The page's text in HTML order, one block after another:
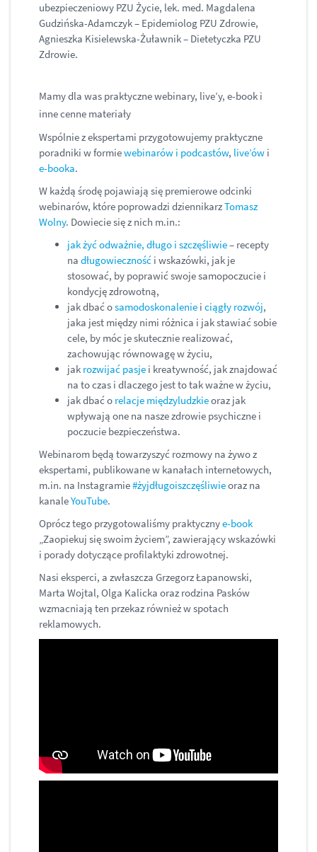
ubezpieczeniowy PZU Życie, lek. med. Magdalena
Gudzińska-Adamczyk – Epidemiolog PZU Zdrowie,
Agnieszka Kisielewska-Żuławnik – Dietetyczka PZU
Zdrowie.
Mamy dla was praktyczne webinary, live’y, e-book i
inne cenne materiały
Wspólnie z ekspertami przygotowujemy praktyczne
poradniki w formiewebinarów i podcastów, live’ów i
e-booka.
W każdą środę pojawiają się premierowe odcinki
webinarów, które poprowadzi dziennikarzTomasz
Wolny. Dowiecie się z nich m.in.:
jak żyć odważnie, długo i szczęśliwie– recepty
na długowieczność i wskazówki, jak je
stosować, by poprawić swoje samopoczucie i
kondycję zdrowotną,
jak dbać osamodoskonalenie i ciągły rozwój,
jaka jest między nimi różnica i jak stawiać sobie
cele, by móc je skutecznie realizować,
zachowując równowagę w życiu,
jak rozwijać pasje i kreatywność, jak znajdować
na to czas i dlaczego jest to tak ważne w życiu,
jak dbać o relacje międzyludzkieoraz jak
wpływają one na nasze zdrowie psychiczne i
poczucie bezpieczeństwa.
Webinarom będą towarzyszyć rozmowy na żywo z
ekspertami, publikowane w kanałach internetowych,
m.in. na Instagramie#żyjdługoiszczęśliwieoraz na
kanaleYouTube.
Oprócz tego przygotowaliśmy praktycznye-book
„Zaopiekuj się swoim życiem”, zawierający wskazówki
i porady dotyczące profilaktyki zdrowotnej.
Nasi eksperci, a zwłaszcza Grzegorz Łapanowski,
Marta Wojtal, Olga Kalicka oraz rodzina Pasków
wzmacniają ten przekaz również w spotach
reklamowych.